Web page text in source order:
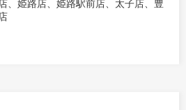
、姫路店、姫路駅前店、太子店、豊